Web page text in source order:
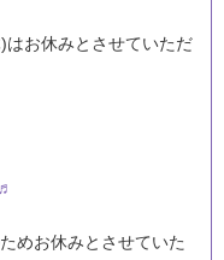
お休みとさせていただ
めお休みとさせていた